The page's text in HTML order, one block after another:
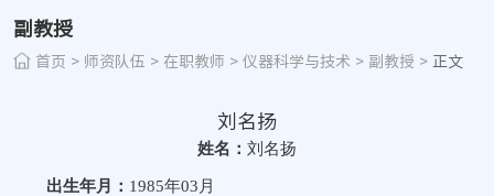
副教授
首页 > 师资队伍 > 在职教师 > 仪器科学与技术 > 副教授 > 正文
刘名扬
姓名： 刘名扬
出生年月： 1985年03 月